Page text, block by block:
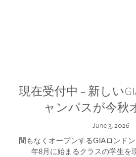
現在受付中 – 新しい
ャンパスが今秋
June 3, 2026
間もなくオープンするGIAロンド
年8月に始まるクラスの学生を